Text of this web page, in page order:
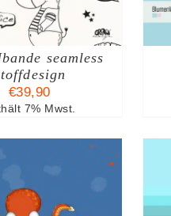
seamless
€39,90
7% Mwst.
MEHRERE
VARIANTEN
AUF.
DIE
OPTIONEN
KÖNNEN
AUF
PRODUKTSEITE
GEWÄHLT